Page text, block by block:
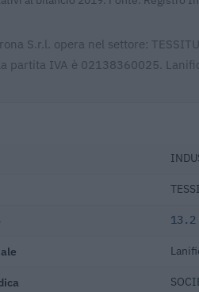
S.r.l. opera nel settore:
partita IVA è 02138360025.
13.2